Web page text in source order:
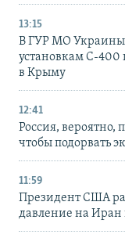
13:15
В ГУР МО Украины
установкам С-
в Крыму
12:41
Россия, вероятно,
чтобы подорвать
11:59
Президент США
давление на Иран